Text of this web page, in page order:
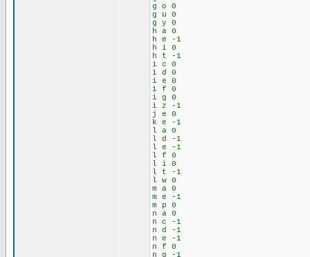
g o 0
g u 0
g y 0
h a 0
h e -1
h i 0
h t -1
i c 0
i d 0
i e 0
i f 0
i g 0
i z -1
j e 0
k e -1
l a 0
l d -1
l e -1
l f 0
l i 0
l t -1
l w 0
m a 0
m e -1
m p 0
n a 0
n c -1
n d -1
n e -1
n f 0
n g -1